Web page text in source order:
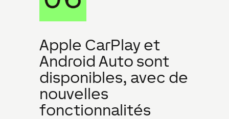
Apple CarPlay et
Android Auto sont
disponibles, avec de
nouvelles
fonctionnalités